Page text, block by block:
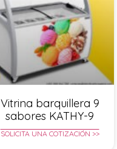
Vitrina barquillera 9
sabores KATHY-9
SOLICITA UNA COTIZACIÓN >>